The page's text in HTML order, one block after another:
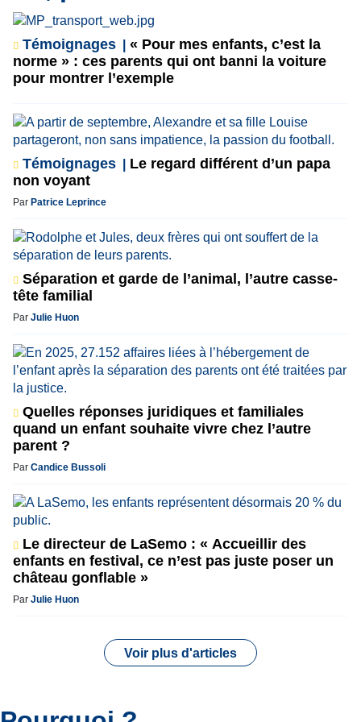
Témoignages
« Pour mes enfants, c’est la
norme » : ces parents qui ont banni la voiture
pour montrer l’exemple
Témoignages
Le regard différent d’un papa
non voyant
Par Patrice Leprince
Séparation et garde de l’animal, l’autre casse-
tête familial
Par Julie Huon
Quelles réponses juridiques et familiales
quand un enfant souhaite vivre chez l’autre
parent ?
Par Candice Bussoli
Le directeur de LaSemo : « Accueillir des
enfants en festival, ce n’est pas juste poser un
château gonflable »
Par Julie Huon
Voir plus d'articles